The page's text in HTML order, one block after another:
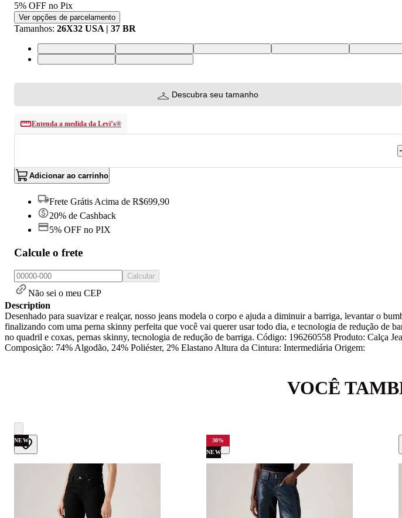
5% OFF no Pix
Ver opções de parcelamento
Tamanhos: 26X32 USA | 37 BR
25X32 USA | 36 BR26X32 USA | 37 BR27X32 USA | 38 BR28X32 USA | 39 BR29X32 USA
24X32 USA | 34 BR34X32 USA | 46 BR
Descubra seu tamanho
Entenda a medida da Levi’s®
Adicionar ao carrinho
Frete Grátis Acima de R$699,90
20% de Cashback
5% OFF no PIX
Calcule o frete
Calcular
Não sei o meu CEP
Description
Desenhado para suavizar e realçar, nosso jeans modela o corpo e ajuda a diminuir a barriga, levantar o
finalizando com uma perna skinny perfeita que você vai querer usar todo dia, e tecnologia de redução de
no quadril e coxas, pernas skinny, tecnologia de redução de barriga. Código: 196260558 Produto: Calça
Composição: 74% Algodão, 24% Poliéster, 2% Elastano Altura da Cintura: Intermediária Origem:
VOCÊ
NEW 30%
NEW